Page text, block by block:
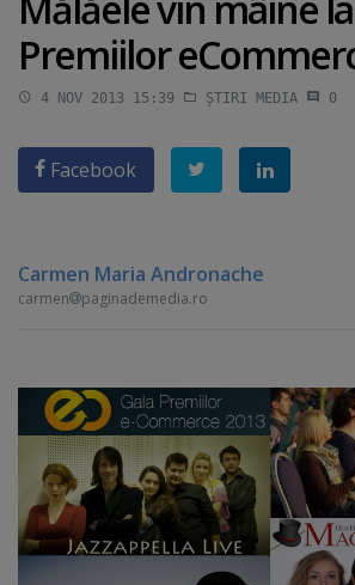
Premiilor
4 NOV 2013 15:39 ȘTIRI MEDIA 0
Facebook
Carmen Maria Andronache
carmen paginademedia.ro